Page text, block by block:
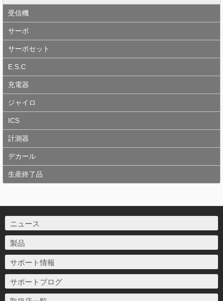
受信機
サーボ
サーボセット
E.S.C
充電器
ジャイロ
ICS
計測器
デカール
生産終了品
ニュース
製品
サポート情報
サポートブログ